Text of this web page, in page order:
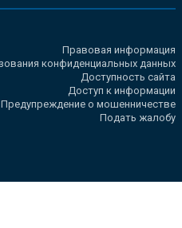
Правовая информация
конфиденциальных данных
Доступность сайта
Доступ к информации
Предупреждение о мошенничестве
Подать жалобу